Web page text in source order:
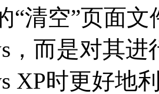
“清空”页面
，而是对其
XP时更好地